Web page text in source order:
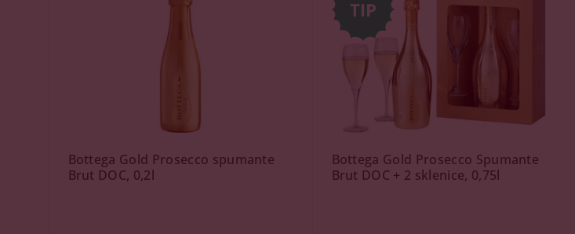
Bottega Gold Prosecco spumante
Brut DOC, 0,2l
Bottega Gold Prosecco Spumante
Brut DOC + 2 sklenice, 0,75l